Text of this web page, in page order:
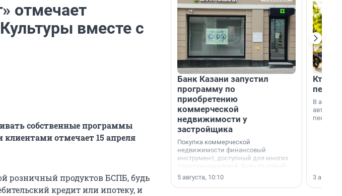
отмечает
вместе с
собственные программы
клиентами отмечает 15 апреля
розничный продуктов БСПБ, будь
кредит или ипотеку, и
Банк Казани запустил
программу по
приобретению
коммерческой
недвижимости у
застройщика
Покупка коммерческой
недвижимости финансовый
инструмент, доступный для многих
предпринимателей. Будь то новый
офис, склад, торговое помещение
или готовый арендный бизнес —
успех сделки зависит от правильного
5 августа, 10:10
Кто
В
пенсии.
3